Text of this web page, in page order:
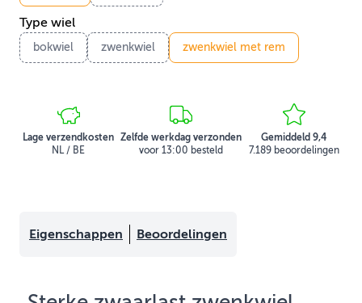
Type wiel
bokwiel zwenkwiel zwenkwiel met rem
Lage verzendkosten
NL / BE
Zelfde werkdag verzonden
voor 13:00 besteld
Gemiddeld 9,4
7.189 beoordelingen
Eigenschappen Beoordelingen